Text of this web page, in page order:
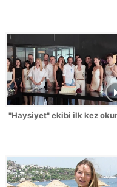
"Haysiyet" ekibi ilk kez